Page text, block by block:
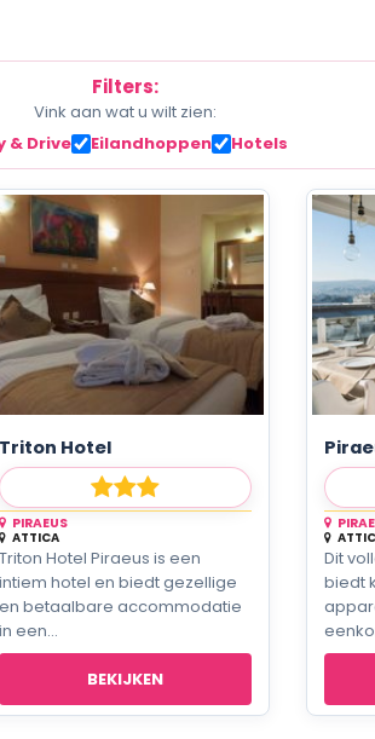
Filters:
Vink aan wat u wilt zien:
& Drive
Eilandhoppen Hotels
Triton Hotel
PIRAEUS
ATTICA
Triton Hotel Piraeus is een
intiem hotel en biedt gezellige
en betaalbare accommodatie
in een...
BEKIJKEN
Dit
biedt